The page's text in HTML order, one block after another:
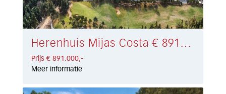
Herenhuis Mijas Costa € 891.000,-
Prijs € 891.000,-
Meer informatie